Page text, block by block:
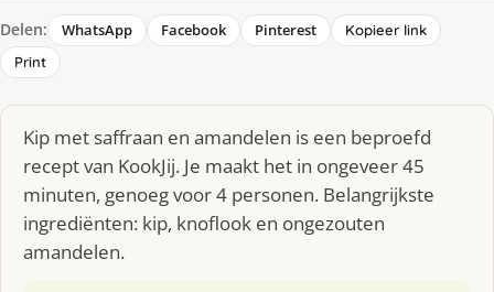
Delen: WhatsApp Facebook Pinterest
Kopieer link
Print
Kip met saffraan en amandelen is een beproefd
recept van KookJij. Je maakt het in ongeveer 45
minuten, genoeg voor 4 personen. Belangrijkste
ingrediënten: kip, knoflook en ongezouten
amandelen.